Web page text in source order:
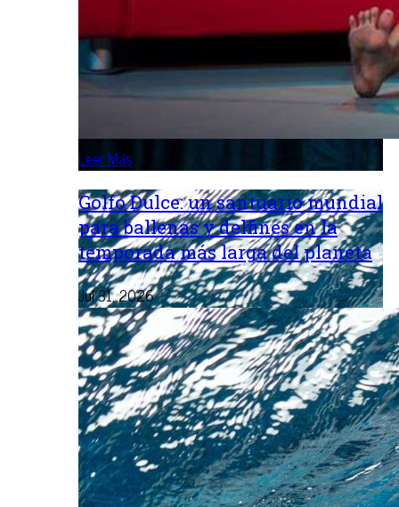
Leer Más
Golfo Dulce: un santuario mundial
para ballenas y delfines en la
temporada más larga del planeta
Jul 31, 2026